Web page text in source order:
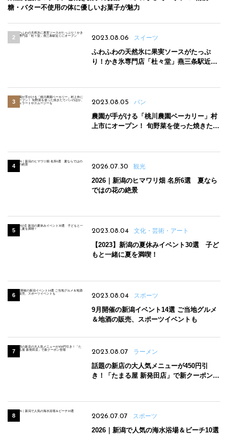
糖・バター不使用の体に優しいお菓子が魅力
2023.08.06 スイーツ
ふわふわの天然氷に果実ソースがたっぷ
り！かき氷専門店「杜々堂」燕三条駅近く
2023.08.05 パン
農園が手がける「桃川農園ベーカリー」村
上市にオープン！ 旬野菜を使った焼きたて
2026.07.30 観光
2026｜新潟のヒマワリ畑 名所6選 夏なら
ではの花の絶景
2023.08.04 文化・芸術・アート
【2023】新潟の夏休みイベント30選 子ど
もと一緒に夏を満喫！
2023.08.04 スポーツ
9月開催の新潟イベント14選 ご当地グルメ
＆地酒の販売、スポーツイベントも
2023.08.07 ラーメン
話題の新店の大人気メニューが450円引
き！「たまる屋 新発田店」で新クーポン登
2026.07.07 スポーツ
2026｜新潟で人気の海水浴場＆ビーチ10選